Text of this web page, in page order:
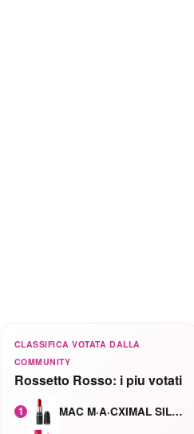
CLASSIFICA VOTATA DALLA
COMMUNITY
Rossetto Rosso: i piu votati
1 MAC M·A·CXIMAL SILKY MATTE Red Rock mat